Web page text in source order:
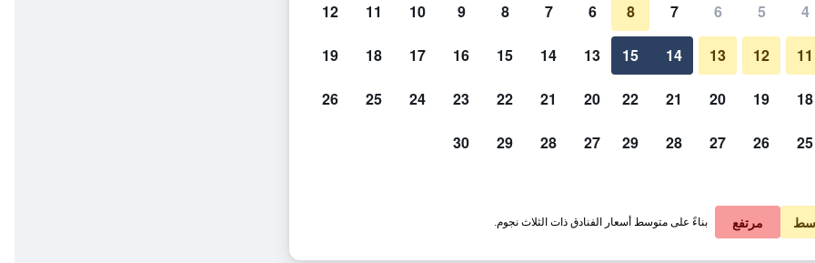
في الليلة
﷼ عرض الصفقة
﷼ عرض الصفقة
4
5
6
7
8
11
12
13
14
15
18
19
20
21
22
25
26
27
28
29
6
7
8
9
10
11
12
13
14
15
16
17
18
19
20
21
22
23
24
25
26
27
28
29
30
مرتفع بناءً على متوسط أسعار الفنادق ذات الثلاث نجوم.